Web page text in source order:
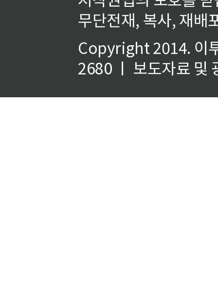
무단전재, 복사, 재배
Copyright 2014. 이
2680 ㅣ 보도자료